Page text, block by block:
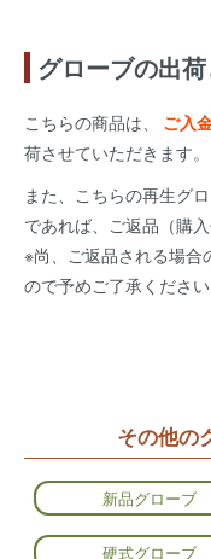
グローブの出
こちらの商品は、 ご入
荷させていただきます。
また、こちらの再生グ
であれば、ご返品（購
※尚、ご返品される場合
ので予めご了承ください
その他の
新品グローブ
硬式グローブ